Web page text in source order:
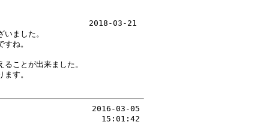
2018-03-21
ました。
ね。
ことが出来ました。
す。
2016-03-05
15:01:42